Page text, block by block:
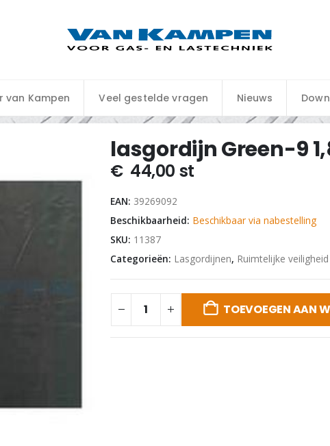
van Kampen Veel gestelde vragen Nieuws
lasgordijn Green-9
€ 44,00 st
EAN: 39269092
Beschikbaarheid: Beschikbaar via nabestelling
SKU: 11387
Categorieën: Lasgordijnen, Ruimtelijke veiligheid
TOEVOEGEN AAN